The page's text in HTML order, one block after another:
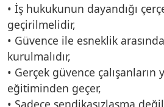
• İş hukukunun dayandığı
geçirilmelidir,
• Güvence ile esneklik
kurulmalıdır,
• Gerçek güvence çalışanların
eğitiminden geçer,
• Sadece sendikasızlaşma